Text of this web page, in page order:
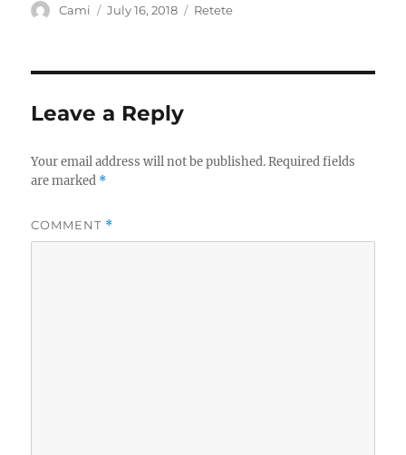
Author
Cami
Posted
July 16, 2018 Categories
Retete
Leave a Reply
Your email address will not be published. Required fields
are marked *
COMMENT *